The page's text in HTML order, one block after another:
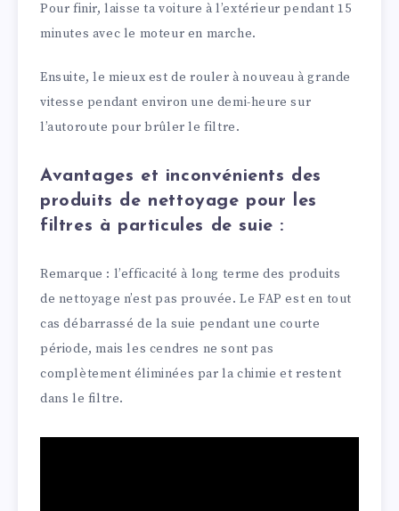
Pour finir, laisse ta voiture à l’extérieur pendant 15
minutes avec le moteur en marche.
Ensuite, le mieux est de rouler à nouveau à grande
vitesse pendant environ une demi-heure sur
l’autoroute pour brûler le filtre.
Avantages et inconvénients des
produits de nettoyage pour les
filtres à particules de suie :
Remarque : l’efficacité à long terme des produits
de nettoyage n’est pas prouvée. Le FAP est en tout
cas débarrassé de la suie pendant une courte
période, mais les cendres ne sont pas
complètement éliminées par la chimie et restent
dans le filtre.